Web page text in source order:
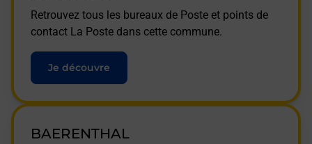
Retrouvez tous les bureaux de Poste et points de
contact La Poste dans cette commune.
Je découvre
BAERENTHAL